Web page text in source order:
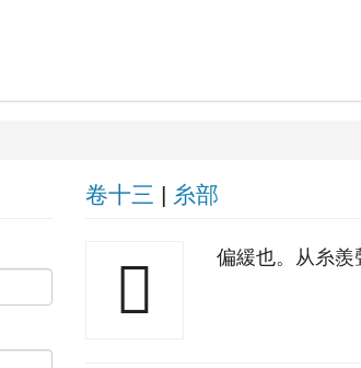
卷十三 | 糸部
𦅗 偏緩也。从糸羨